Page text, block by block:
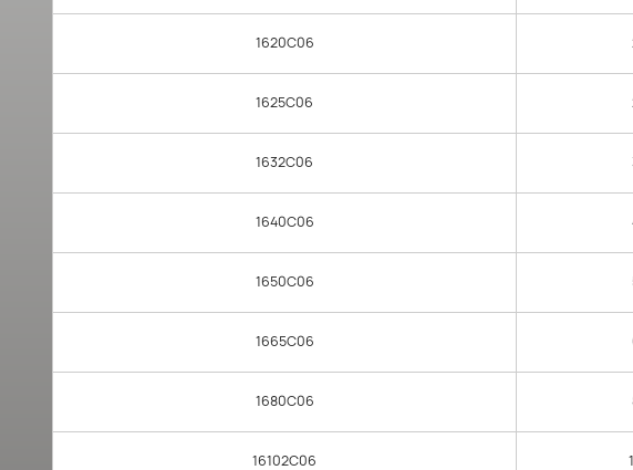
1620C06
1625C06
1632C06
1640C06
1650C06
1665C06
1680C06
16102C06